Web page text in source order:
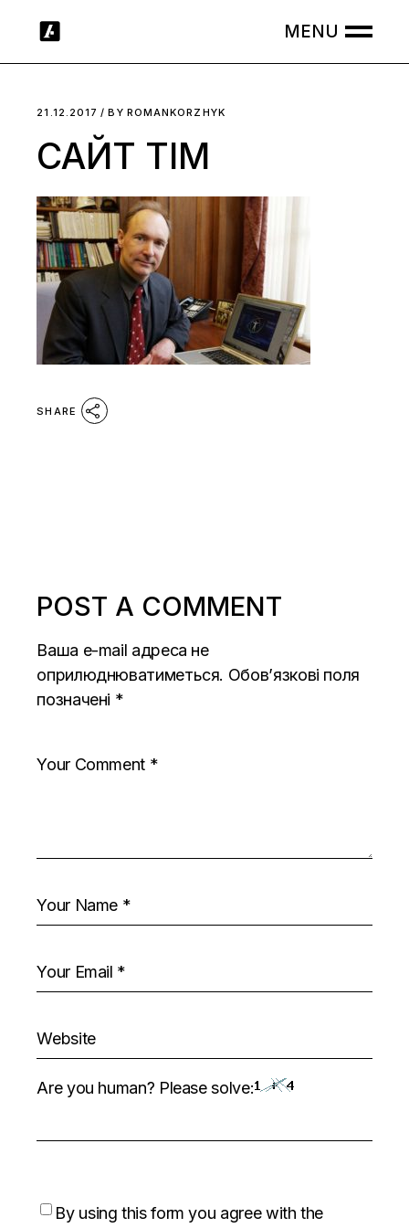
21.12.2017 BY ROMANKORZHYK
САЙТ ТІМ
SHARE
POST A COMMENT
Ваша e-mail адреса не
оприлюднюватиметься. Обов’язкові поля
позначені *
Are you human? Please solve:
By using this form you agree with the